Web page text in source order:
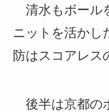
清水もボール
ニットを活かし
防はスコアレス
後半は京都の